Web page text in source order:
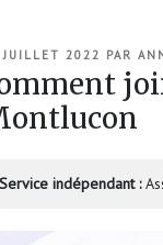
2022 PAR
Service indépendant :